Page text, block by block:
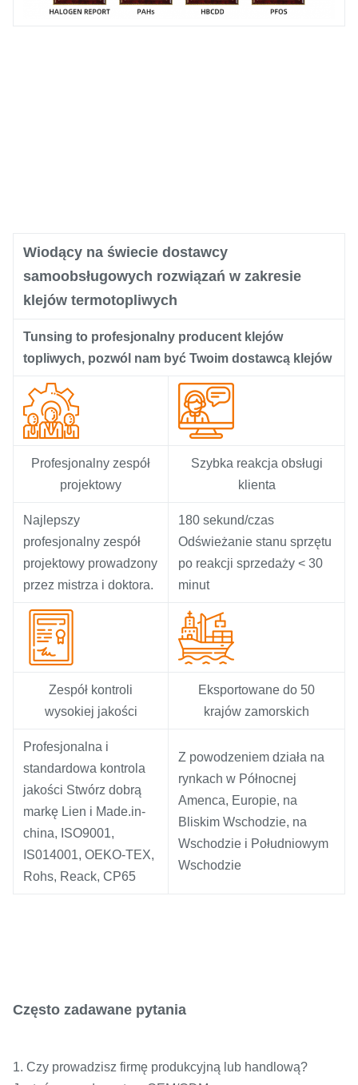
Wiodący na świecie dostawcy
samoobsługowych rozwiązań w zakresie
klejów termotopliwych
Tunsing to profesjonalny producent klejów
topliwych, pozwól nam być Twoim dostawcą klejów
Profesjonalny zespół
projektowy
Szybka reakcja obsługi
klienta
Najlepszy
profesjonalny zespół
projektowy prowadzony
przez mistrza i doktora.
180 sekund/czas
Odświeżanie stanu sprzętu
po reakcji sprzedaży < 30
minut
Zespół kontroli
wysokiej jakości
Eksportowane do 50
krajów zamorskich
Profesjonalna i
standardowa kontrola
jakości Stwórz dobrą
markę Lien i Made.in-
china, ISO9001,
IS014001, OEKO-TEX,
Rohs, Reack, CP65
Z powodzeniem działa na
rynkach w Północnej
Amenca, Europie, na
Bliskim Wschodzie, na
Wschodzie i Południowym
Wschodzie
Często zadawane pytania
1. Czy prowadzisz firmę produkcyjną lub handlową?